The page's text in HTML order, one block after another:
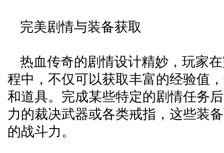
完美剧情与装备获取
热血传奇的剧情设计精妙，玩家
程中，不仅可以获取丰富的经验值
和道具。完成某些特定的剧情任务
力的裁决武器或各类戒指，这些装
的战斗力。